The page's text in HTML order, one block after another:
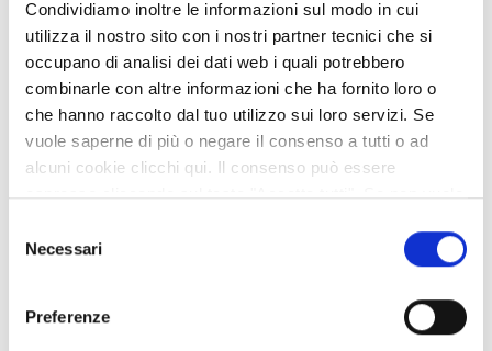
Condividiamo inoltre le informazioni sul modo in cui
utilizza il nostro sito con i nostri partner tecnici che si
occupano di analisi dei dati web i quali potrebbero
combinarle con altre informazioni che ha fornito loro o
che hanno raccolto dal tuo utilizzo sui loro servizi. Se
vuole saperne di più o negare il consenso a tutti o ad
alcuni cookie clicchi qui. Il consenso può essere
espresso cliccando sul tasto "Accetta tutti". Se non vuole
tasto "Rifiuta".
delNecessari
Preferenze
MOBILITA' SOSTENIBILE E PATRIMONIO
SERVIZIO PIANIFICAZIONE
TERRITORIALE
SERVIZIO SICUREZZA SISMICA,
EDILIZIA E PROGRAMMAZIONE
TECNOLOGICI